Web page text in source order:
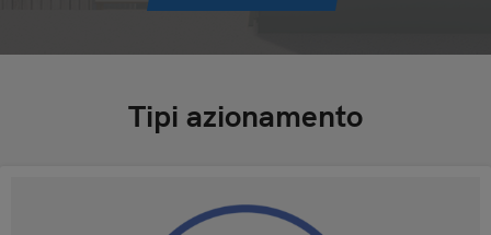
Tipi azionamento